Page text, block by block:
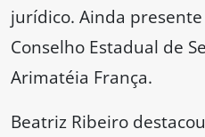
jurídico. Ainda
Conselho Estadual de
Arimatéia França.
Beatriz Ribeiro